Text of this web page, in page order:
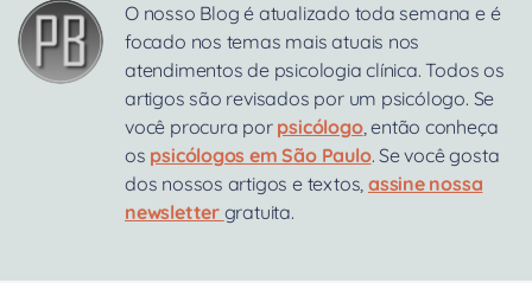
O nosso Blog é atualizado toda semana e é
focado nos temas mais atuais nos
atendimentos de psicologia clínica. Todos os
artigos são revisados por um psicólogo. Se
você procura por psicólogo, então conheça
os psicólogos em São Paulo. Se você gosta
dos nossos artigos e textos, assine nossa
newsletter gratuita.